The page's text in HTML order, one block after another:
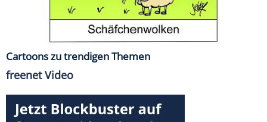
Cartoons zu trendigen Themen
freenet Video